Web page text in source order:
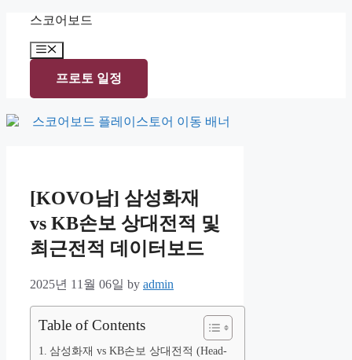
content
스코어보드
Menu
프로토 일정
[KOVO남] 삼성화재
vs KB손보 상대전적 및
최근전적 데이터보드
2025년 11월 06일 by admin
Table of Contents
삼성화재 vs KB손보 상대전적 (Head-